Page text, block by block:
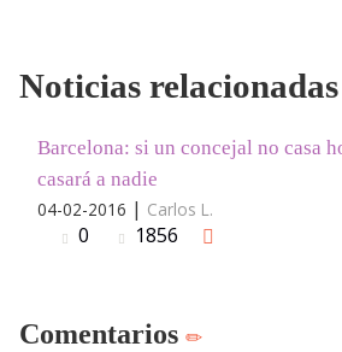
Noticias relacionadas
Barcelona: si un concejal no casa
casará a nadie
04-02-2016 | Carlos L.
0 1856
Comentarios